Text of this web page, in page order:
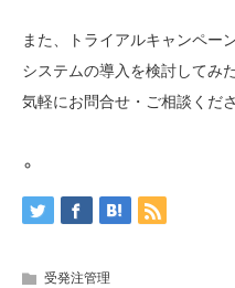
また、トライアルキャンペー
システムの導入を検討してみ
気軽にお問合せ・ご相談くださ
受発注管理